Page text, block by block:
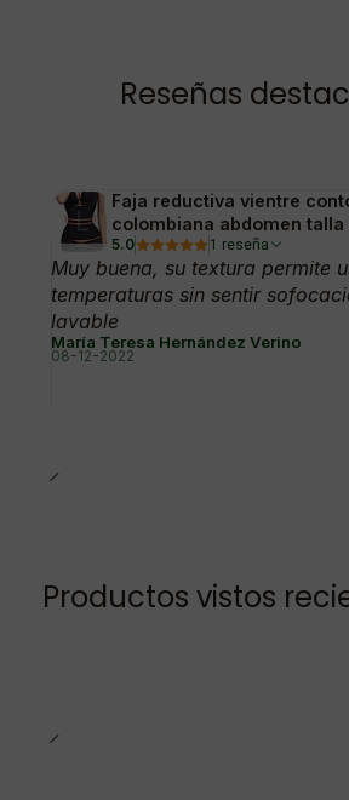
Reseñas
Faja reductiva vientre
colombiana abdomen talla
5.0 1 reseña
Muy buena, su textura permite
temperaturas sin sentir
lavable
María Teresa Hernández Verino
08-12-2022
Productos vistos